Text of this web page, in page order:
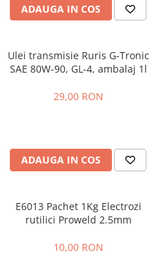
ADAUGA IN COS
Ulei transmisie Ruris G-Tronic
SAE 80W-90, GL-4, ambalaj 1l
29,00 RON
ADAUGA IN COS
E6013 Pachet 1Kg Electrozi
rutilici Proweld 2.5mm
10,00 RON